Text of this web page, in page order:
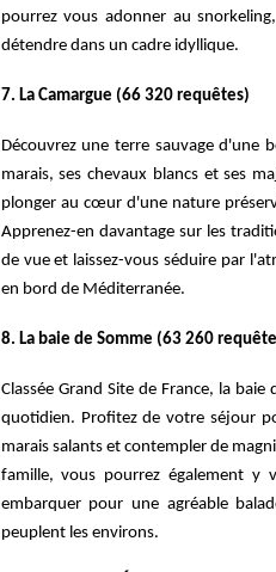
pourrez vous adonner au
détendre dans un cadre idyllique.
7. La Camargue (66 320 requêtes)
Découvrez une terre sauvage d'une
marais, ses chevaux blancs et ses
plonger au cœur d'une nature
Apprenez-en davantage sur les
de vue et laissez-vous séduire par
en bord de Méditerranée.
8. La baie de Somme (63 260
Classée Grand Site de France, la
quotidien. Profitez de votre séjour
marais salants et contempler de
famille, vous pourrez également y
embarquer pour une agréable
peuplent les environs.